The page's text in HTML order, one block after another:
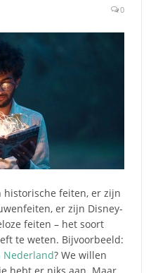
0
feiten, er zijn
er zijn Disney-
feiten – het soort
te weten. Bijvoorbeeld:
Nederland? We willen